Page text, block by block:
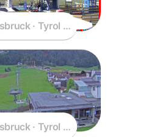
· Tyrol · Austria
· Tyrol · Austria